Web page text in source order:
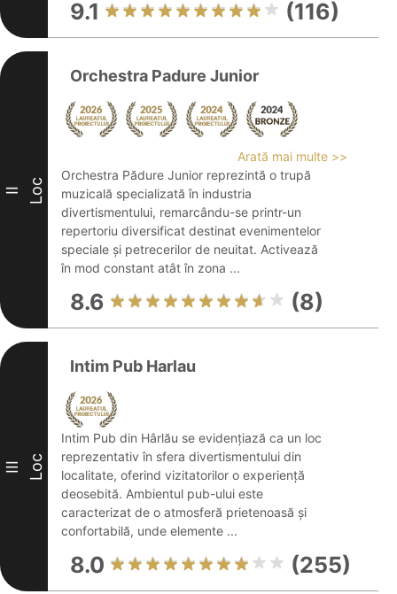
9.1 (116)
II Loc
Orchestra Padure Junior
Arată mai multe >>
Orchestra Pădure Junior reprezintă o trupă
muzicală specializată în industria
divertismentului, remarcându-se printr-un
repertoriu diversificat destinat evenimentelor
speciale și petrecerilor de neuitat. Activează
în mod constant atât în zona ...
8.6 (8)
III Loc
Intim Pub Harlau
Intim Pub din Hârlău se evidențiază ca un loc
reprezentativ în sfera divertismentului din
localitate, oferind vizitatorilor o experiență
deosebită. Ambientul pub-ului este
caracterizat de o atmosferă prietenoasă și
confortabilă, unde elemente ...
8.0 (255)